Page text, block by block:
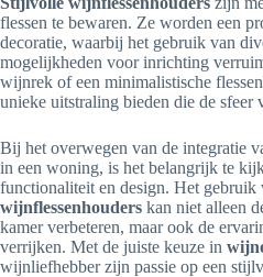
flessen te bewaren. Ze worden een
decoratie, waarbij het gebruik van
mogelijkheden voor inrichting
wijnrek of een minimalistische
unieke uitstraling bieden die de sfeer
Bij het overwegen van de integratie
in een woning, is het belangrijk te
functionaliteit en design. Het gebruik
wijnflessenhouders kan niet alleen
kamer verbeteren, maar ook de
verrijken. Met de juiste keuze in
wijnliefhebber zijn passie op een